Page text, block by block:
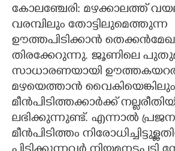
ZOOM
CONTACT US
കോലഞ്ചേരി: മഴക്കാലത്ത്
വരമ്പിലും തോട്ടിലുമെത്തുന്ന
ഊത്തപിടിക്കാൻ
തിരക്കേറുന്നു. ജൂണിലെ
സാധാരണയായി
മഴയെത്താൻ
മീൻപിടിത്തക്കാർക്ക്
ലഭിക്കുന്നുണ്ട്. എന്നാൽ
മീൻപിടിത്തം